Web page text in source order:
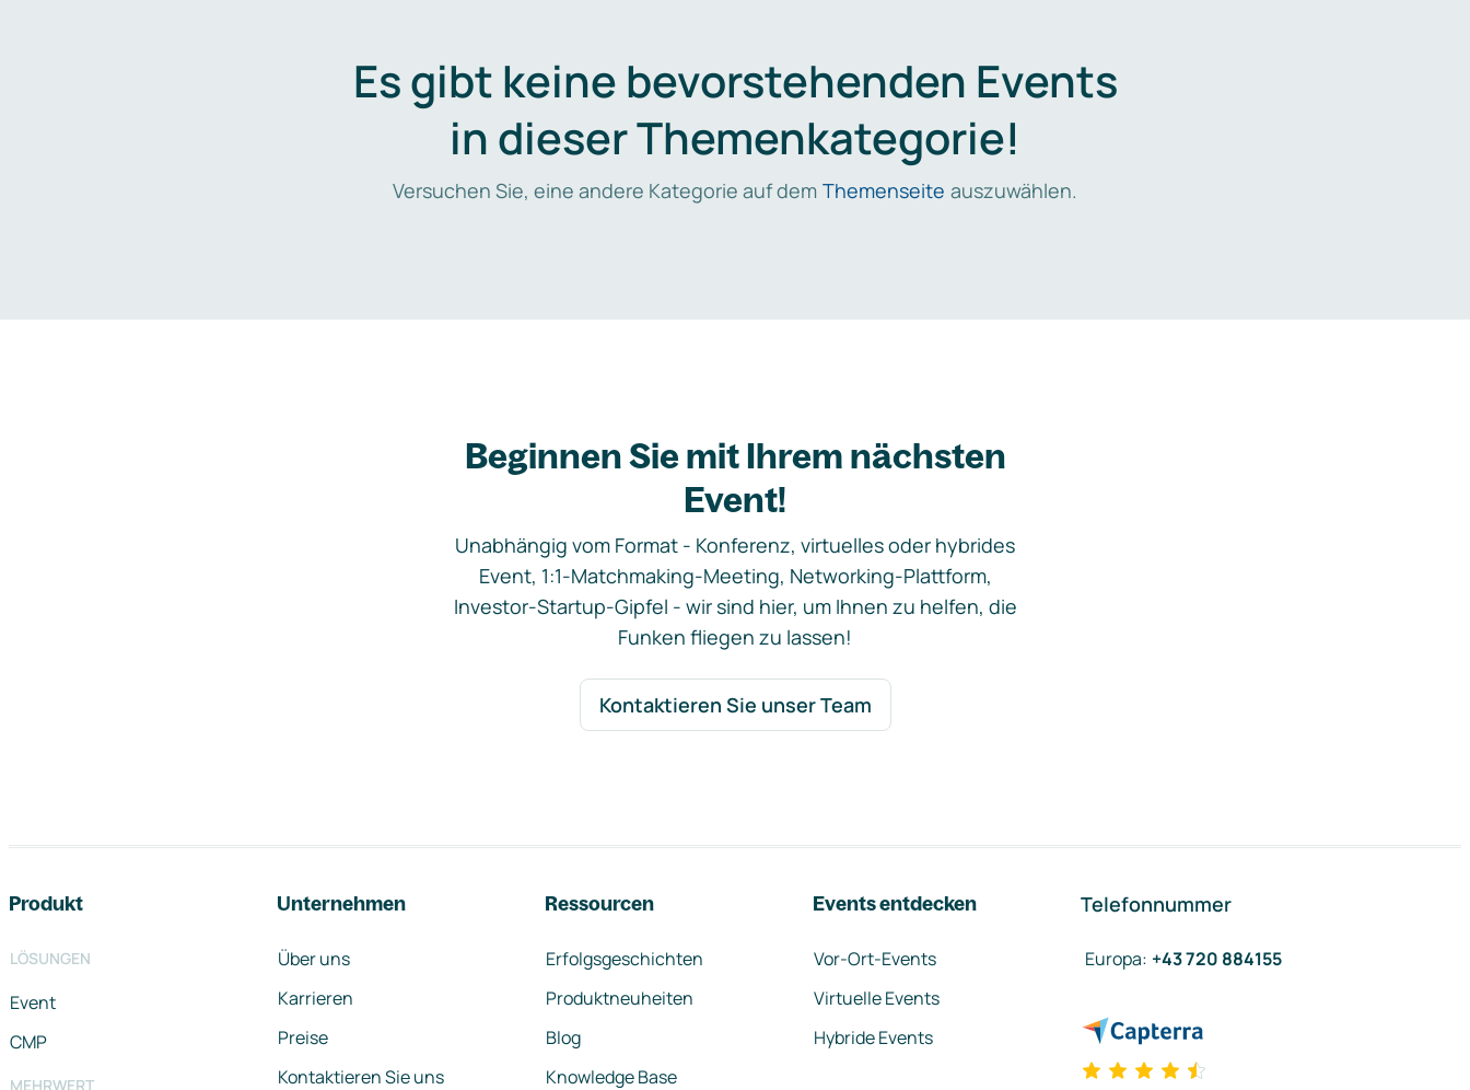
Es gibt keine bevorstehenden Events
in dieser Themenkategorie!
Versuchen Sie, eine andere Kategorie auf dem Themenseite auszuwählen.
Beginnen Sie mit Ihrem nächsten
Event!
Unabhängig vom Format - Konferenz, virtuelles oder hybrides
Event, 1:1-Matchmaking-Meeting, Networking-Plattform,
Investor-Startup-Gipfel - wir sind hier, um Ihnen zu helfen, die
Funken fliegen zu lassen!
Kontaktieren Sie unser Team
Produkt
LÖSUNGEN
Event
CMP
MEHRWERT
Unternehmen
Über uns
Karrieren
Preise
Kontaktieren Sie uns
Ressourcen
Erfolgsgeschichten
Produktneuheiten
Blog
Knowledge Base
Events entdecken
Vor-Ort-Events
Virtuelle Events
Hybride Events
Telefonnummer
Europa: +43 720 884155